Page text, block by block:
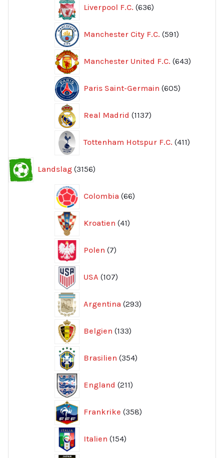
Liverpool F.C. 636
produkter
Manchester City F.C. 591
produkter
Manchester United F.C. 643
Paris Saint-Germain 605
produkter
Real Madrid 1137
produkter
Tottenham Hotspur F.C. 411
produkter
Landslag 3156
produkter
Colombia 66
produkter
Kroatien 41
produkter
Polen 7
produkter
USA 107
produkter
Argentina 293
produkter
Belgien 133
produkter
Brasilien 354
produkter
England 211
produkter
Frankrike 358
produkter
Italien 154
produkter